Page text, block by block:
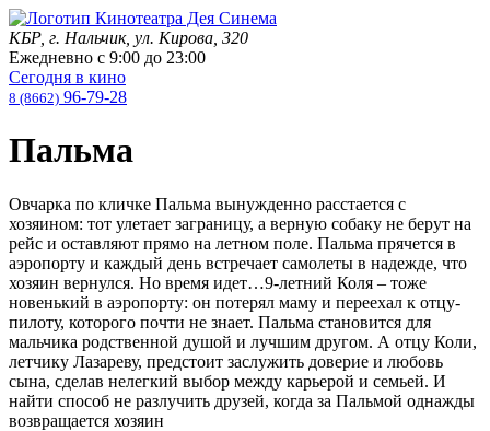
КБР, г. Нальчик, ул. Кирова, 320
Ежедневно с 9:00 до 23:00
Сегодня в кино
8 (8662) 96-79-28
Пальма
Овчарка по кличке Пальма вынужденно расстается с
хозяином: тот улетает заграницу, а верную собаку не берут на
рейс и оставляют прямо на летном поле. Пальма прячется в
аэропорту и каждый день встречает самолеты в надежде, что
хозяин вернулся. Но время идет…9-летний Коля – тоже
новенький в аэропорту: он потерял маму и переехал к отцу-
пилоту, которого почти не знает. Пальма становится для
мальчика родственной душой и лучшим другом. А отцу Коли,
летчику Лазареву, предстоит заслужить доверие и любовь
сына, сделав нелегкий выбор между карьерой и семьей. И
найти способ не разлучить друзей, когда за Пальмой однажды
возвращается хозяин